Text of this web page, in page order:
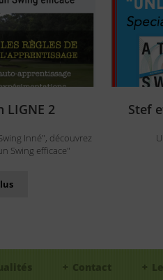
LIGNE 2
Inné", découvrez
Swing efficace"
Stef
Contact